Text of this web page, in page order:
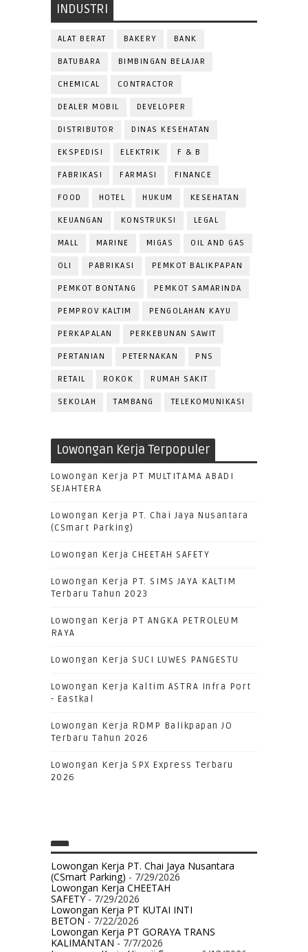
INDUSTRI
ALAT BERAT BAKERY BANK
BATUBARA BIMBINGAN BELAJAR
CHEMICAL CONTRACTOR
DEALER MOBIL DEVELOPER
DISTRIBUTOR DINAS KESEHATAN
EKSPEDISI ELEKTRIK F & B
FABRIKASI FARMASI FINANCE
FOOD HOTEL HUKUM KESEHATAN
KEUANGAN KONSTRUKSI LEGAL
MALL MARINE MIGAS OIL AND GAS
OLI PABRIKASI PEMKOT BALIKPAPAN
PEMKOT BONTANG PEMKOT SAMARINDA
PEMPROV KALTIM PENGOLAHAN KAYU
PERKAPALAN PERKEBUNAN SAWIT
PERTANIAN PETERNAKAN PNS
RETAIL ROKOK RUMAH SAKIT
SEKOLAH TAMBANG TELEKOMUNIKASI
Lowongan Kerja Terpopuler
Lowongan Kerja PT MULTITAMA ABADI
SEJAHTERA
Lowongan Kerja PT. Chai Jaya Nusantara
(CSmart Parking)
Lowongan Kerja CHEETAH SAFETY
Lowongan Kerja PT. SIMS JAYA KALTIM
Terbaru Tahun 2023
Lowongan Kerja PT ANGKA PETROLEUM
RAYA
Lowongan Kerja SUCI LUWES PANGESTU
Lowongan Kerja Kaltim ASTRA Infra Port
- Eastkal
Lowongan Kerja RDMP Balikpapan JO
Terbaru Tahun 2026
Lowongan Kerja SPX Express Terbaru
2026
Lowongan Kerja PT. Chai Jaya Nusantara
(CSmart Parking) - 7/29/2026
Lowongan Kerja CHEETAH
SAFETY- 7/29/2026
Lowongan Kerja PT KUTAI INTI
BETON- 7/22/2026
Lowongan Kerja PT GORAYA TRANS
KALIMANTAN- 7/7/2026